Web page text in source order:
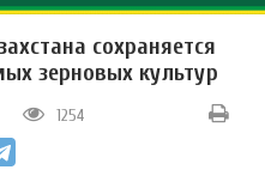
сохраняется
зерновых культур
1254